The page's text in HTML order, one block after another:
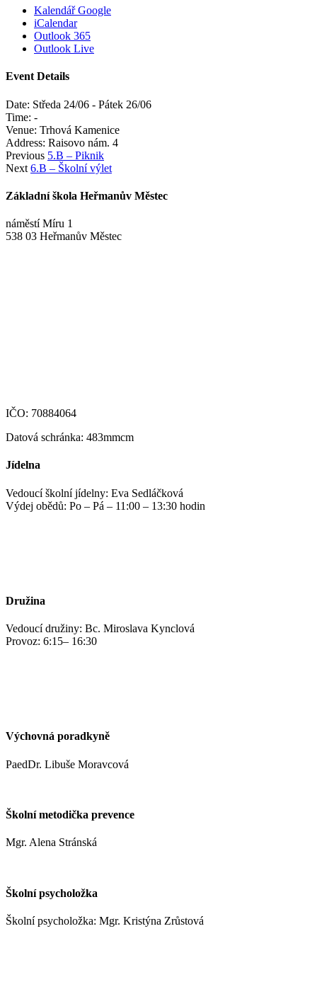
Kalendář Google
iCalendar
Outlook 365
Outlook Live
Event Details
Date: Středa 24/06 - Pátek 26/06
Time: -
Venue: Trhová Kamenice
Address: Raisovo nám. 4
Previous 5.B – Piknik
Next 6.B – Školní výlet
Základní škola Heřmanův Městec
náměstí Míru 1
538 03 Heřmanův Městec
IČO: 70884064
Datová schránka: 483mmcm
Jídelna
Vedoucí školní jídelny: Eva Sedláčková
Výdej obědů: Po – Pá – 11:00 – 13:30 hodin
Družina
Vedoucí družiny: Bc. Miroslava Kynclová
Provoz: 6:15– 16:30
Výchovná poradkyně
PaedDr. Libuše Moravcová
Školní metodička prevence
Mgr. Alena Stránská
Školní psycholožka
Školní psycholožka: Mgr. Kristýna Zrůstová